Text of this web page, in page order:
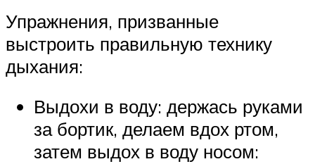
Упражнения, призванные
выстроить правильную технику
дыхания:
Выдохи в воду: держась руками
за бортик, делаем вдох ртом,
затем выдох в воду носом: